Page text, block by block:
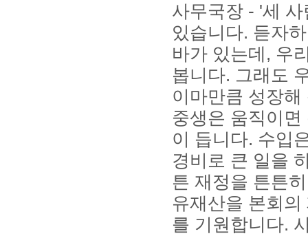
사무국장 - '세
있습니다. 듣자
바가 있는데, 우
봅니다. 그래도
이마만큼 성장
중생은 움직이
이 듭니다. 수입
경비로 큰 일을
튼 재정을 튼튼
유재산을 본회
를 기원합니다.